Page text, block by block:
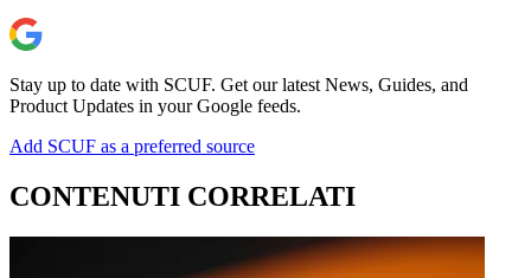
Stay up to date with SCUF. Get our latest News, Guides, and
Product Updates in your Google feeds.
Add SCUF as a preferred source
CONTENUTI CORRELATI